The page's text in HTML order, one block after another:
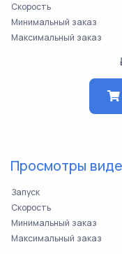
Скорость
Минимальный заказ
Максимальный заказ
Просмотры
Запуск
Скорость
Минимальный заказ
Максимальный заказ